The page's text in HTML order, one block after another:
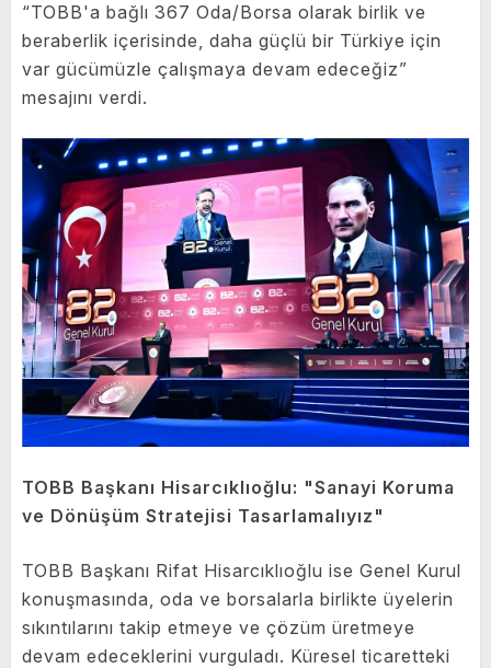
“TOBB'a bağlı 367 Oda/Borsa olarak birlik ve
beraberlik içerisinde, daha güçlü bir Türkiye için
var gücümüzle çalışmaya devam edeceğiz”
mesajını verdi.
TOBB Başkanı Hisarcıklıoğlu: "Sanayi Koruma
ve Dönüşüm Stratejisi Tasarlamalıyız"
TOBB Başkanı Rifat Hisarcıklıoğlu ise Genel Kurul
konuşmasında, oda ve borsalarla birlikte üyelerin
sıkıntılarını takip etmeye ve çözüm üretmeye
devam edeceklerini vurguladı. Küresel ticaretteki